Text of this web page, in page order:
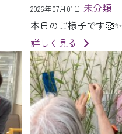
2026年07月01日 未分類
本日のご様子です🥰✨
詳しく見る